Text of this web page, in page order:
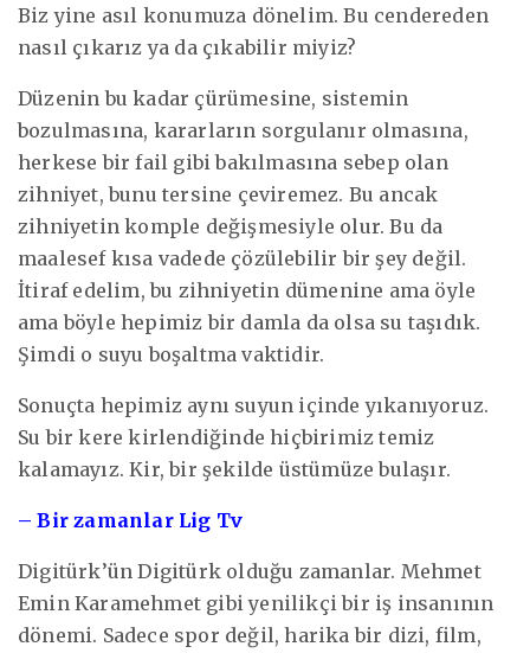
Biz yine asıl konumuza dönelim. Bu cendereden
nasıl çıkarız ya da çıkabilir miyiz?
Düzenin bu kadar çürümesine, sistemin
bozulmasına, kararların sorgulanır olmasına,
herkese bir fail gibi bakılmasına sebep olan
zihniyet, bunu tersine çeviremez. Bu ancak
zihniyetin komple değişmesiyle olur. Bu da
maalesef kısa vadede çözülebilir bir şey değil.
İtiraf edelim, bu zihniyetin dümenine ama öyle
ama böyle hepimiz bir damla da olsa su taşıdık.
Şimdi o suyu boşaltma vaktidir.
Sonuçta hepimiz aynı suyun içinde yıkanıyoruz.
Su bir kere kirlendiğinde hiçbirimiz temiz
kalamayız. Kir, bir şekilde üstümüze bulaşır.
– Bir zamanlar Lig Tv
Digitürk’ün Digitürk olduğu zamanlar. Mehmet
Emin Karamehmet gibi yenilikçi bir iş insanının
dönemi. Sadece spor değil, harika bir dizi, film,